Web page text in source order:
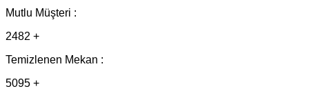
Mutlu Müşteri :
2482 +
Temizlenen Mekan :
5095 +